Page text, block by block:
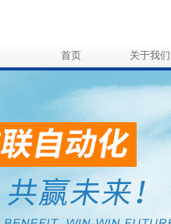
首页 关于我们